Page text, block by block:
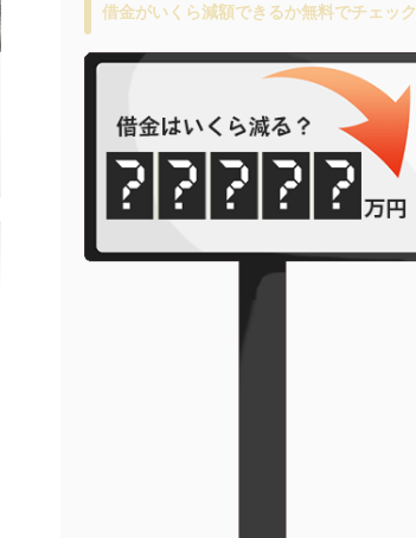
借金がいくら減額できるか無料でチェック